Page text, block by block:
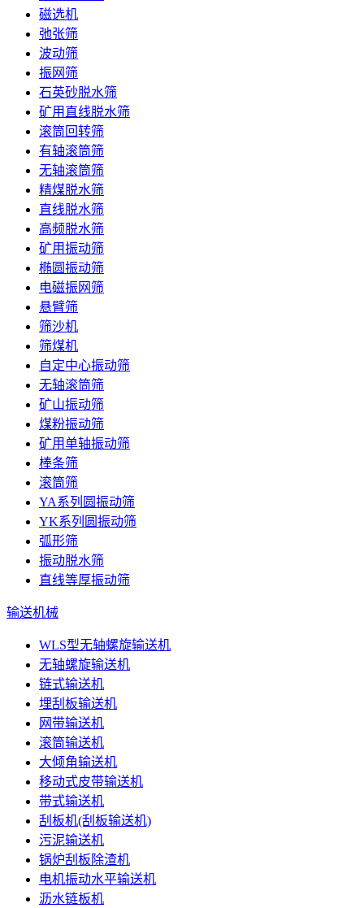
磁选机
弛张筛
波动筛
振网筛
石英砂脱水筛
矿用直线脱水筛
滚筒回转筛
有轴滚筒筛
无轴滚筒筛
精煤脱水筛
直线脱水筛
高频脱水筛
矿用振动筛
椭圆振动筛
电磁振网筛
悬臂筛
筛沙机
筛煤机
自定中心振动筛
无轴滚筒筛
矿山振动筛
煤粉振动筛
矿用单轴振动筛
棒条筛
滚筒筛
YA系列圆振动筛
YK系列圆振动筛
弧形筛
振动脱水筛
直线等厚振动筛
输送机械
WLS型无轴螺旋输送机
无轴螺旋输送机
链式输送机
埋刮板输送机
网带输送机
滚筒输送机
大倾角输送机
移动式皮带输送机
带式输送机
刮板机(刮板输送机)
污泥输送机
锅炉刮板除渣机
电机振动水平输送机
沥水链板机